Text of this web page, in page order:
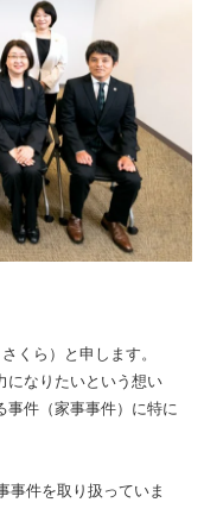
くら）と申します。
になりたいという想い
事件（家事事件）に特に
事件を取り扱っていま